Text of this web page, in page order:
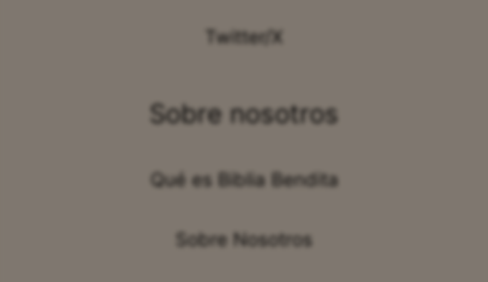
Twitter/X
Sobre nosotros
Qué es Biblia Bendita
Sobre Nosotros